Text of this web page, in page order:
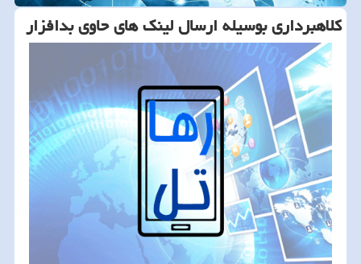
كلاهبرداری بوسیله ارسال لینك های حاوی بدافزار